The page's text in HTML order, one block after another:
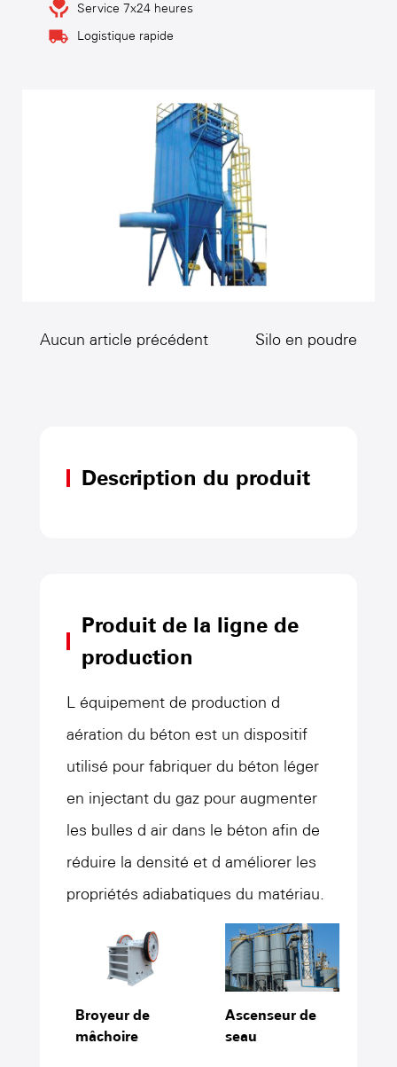
Service 7x24 heures
Logistique rapide
Aucun article précédent Silo en poudre
Description du produit
Produit de la ligne de
production
L équipement de production d
aération du béton est un dispositif
utilisé pour fabriquer du béton léger
en injectant du gaz pour augmenter
les bulles d air dans le béton afin de
réduire la densité et d améliorer les
propriétés adiabatiques du matériau.
Broyeur de
mâchoire
Ascenseur de
seau